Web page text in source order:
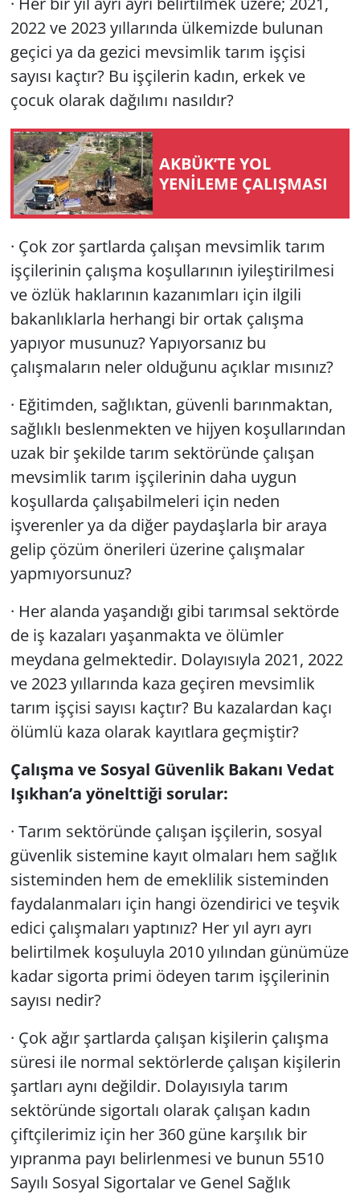
2022 ve 2023 yıllarında ülkemizde bulunan
geçici ya da gezici mevsimlik tarım işçisi
sayısı kaçtır? Bu işçilerin kadın, erkek ve
çocuk olarak dağılımı nasıldır?
AKBÜK’TE YOL
YENİLEME ÇALIŞMASI
· Çok zor şartlarda çalışan mevsimlik tarım
işçilerinin çalışma koşullarının iyileştirilmesi
ve özlük haklarının kazanımları için ilgili
bakanlıklarla herhangi bir ortak çalışma
yapıyor musunuz? Yapıyorsanız bu
çalışmaların neler olduğunu açıklar mısınız?
· Eğitimden, sağlıktan, güvenli barınmaktan,
sağlıklı beslenmekten ve hijyen koşullarından
uzak bir şekilde tarım sektöründe çalışan
mevsimlik tarım işçilerinin daha uygun
koşullarda çalışabilmeleri için neden
işverenler ya da diğer paydaşlarla bir araya
gelip çözüm önerileri üzerine çalışmalar
yapmıyorsunuz?
· Her alanda yaşandığı gibi tarımsal sektörde
de iş kazaları yaşanmakta ve ölümler
meydana gelmektedir. Dolayısıyla 2021, 2022
ve 2023 yıllarında kaza geçiren mevsimlik
tarım işçisi sayısı kaçtır? Bu kazalardan kaçı
ölümlü kaza olarak kayıtlara geçmiştir?
Çalışma ve Sosyal Güvenlik Bakanı Vedat
Işıkhan’a yönelttiği sorular:
· Tarım sektöründe çalışan işçilerin, sosyal
güvenlik sistemine kayıt olmaları hem sağlık
sisteminden hem de emeklilik sisteminden
faydalanmaları için hangi özendirici ve teşvik
edici çalışmaları yaptınız? Her yıl ayrı ayrı
belirtilmek koşuluyla 2010 yılından günümüze
kadar sigorta primi ödeyen tarım işçilerinin
sayısı nedir?
· Çok ağır şartlarda çalışan kişilerin çalışma
süresi ile normal sektörlerde çalışan kişilerin
şartları aynı değildir. Dolayısıyla tarım
sektöründe sigortalı olarak çalışan kadın
çiftçilerimiz için her 360 güne karşılık bir
yıpranma payı belirlenmesi ve bunun 5510
Sayılı Sosyal Sigortalar ve Genel Sağlık